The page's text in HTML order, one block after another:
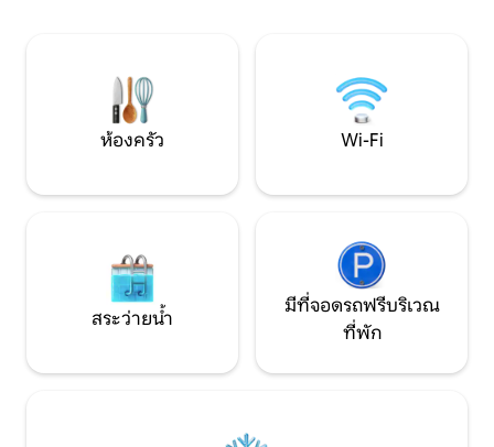
ห้องครัว Wi-Fi
สระว่ายน้ำ
มีที่จอดรถฟรีบริเวณ
ที่พัก